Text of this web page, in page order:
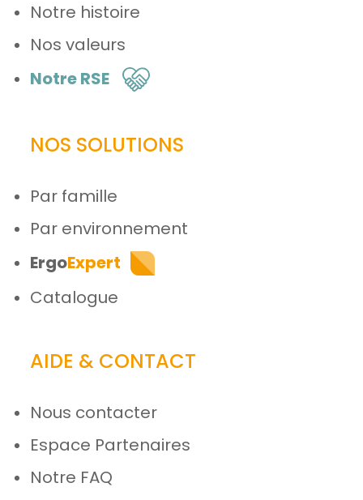
Notre histoire
Nos valeurs
Notre RSE
NOS SOLUTIONS
Par famille
Par environnement
ErgoExpert
Catalogue
AIDE & CONTACT
Nous contacter
Espace Partenaires
Notre FAQ